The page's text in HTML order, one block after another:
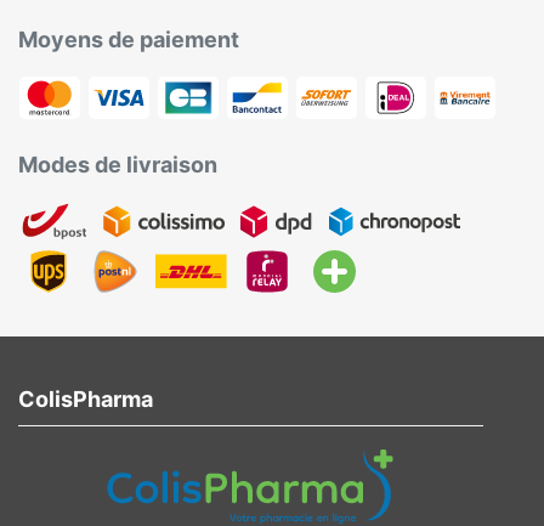
Moyens de paiement
Modes de livraison
ColisPharma